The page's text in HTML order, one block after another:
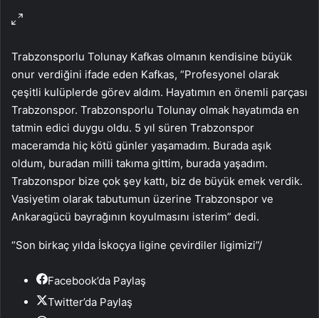
Trabzonsporlu Tolunay Kafkas olmanın kendisine büyük
onur verdiğini ifade eden Kafkas, “Profesyonel olarak
çeşitli kulüplerde görev aldım. Hayatımın en önemli parçası
Trabzonspor. Trabzonsporlu Tolunay olmak hayatımda en
tatmin edici duygu oldu. 5 yıl süren Trabzonspor
maceramda hiç kötü günler yaşamadım. Burada aşık
oldum, buradan milli takıma gittim, burada yaşadım.
Trabzonspor bize çok şey kattı, biz de büyük emek verdik.
Vasiyetim olarak tabutumun üzerine Trabzonspor ve
Ankaragücü bayrağının koyulmasını isterim” dedi.
“Son birkaç yılda İskoçya ligine çevirdiler ligimizi”/
Facebook’da Paylaş
Twitter’da Paylaş